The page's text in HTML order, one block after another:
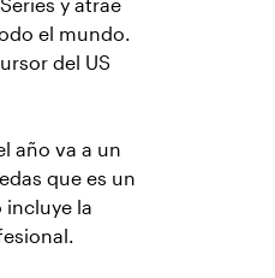
y atrae
el mundo.
del US
año va a un
que es un
incluye la